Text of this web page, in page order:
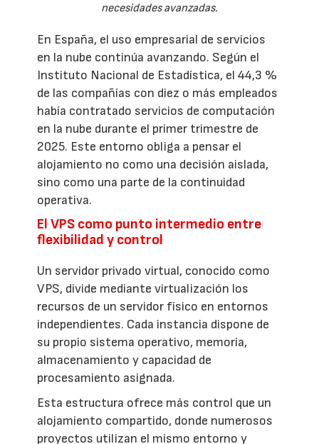
necesidades avanzadas.
En España, el uso empresarial de servicios
en la nube continúa avanzando. Según el
Instituto Nacional de Estadística, el 44,3 %
de las compañías con diez o más empleados
había contratado servicios de computación
en la nube durante el primer trimestre de
2025. Este entorno obliga a pensar el
alojamiento no como una decisión aislada,
sino como una parte de la continuidad
operativa.
El VPS como punto intermedio entre
flexibilidad y control
Un servidor privado virtual, conocido como
VPS, divide mediante virtualización los
recursos de un servidor físico en entornos
independientes. Cada instancia dispone de
su propio sistema operativo, memoria,
almacenamiento y capacidad de
procesamiento asignada.
Esta estructura ofrece más control que un
alojamiento compartido, donde numerosos
proyectos utilizan el mismo entorno y